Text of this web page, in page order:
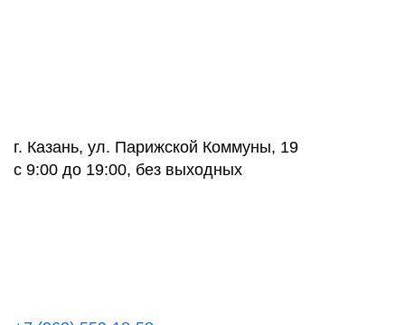
г. Казань, ул. Парижской Коммуны, 19
с 9:00 до 19:00, без выходных